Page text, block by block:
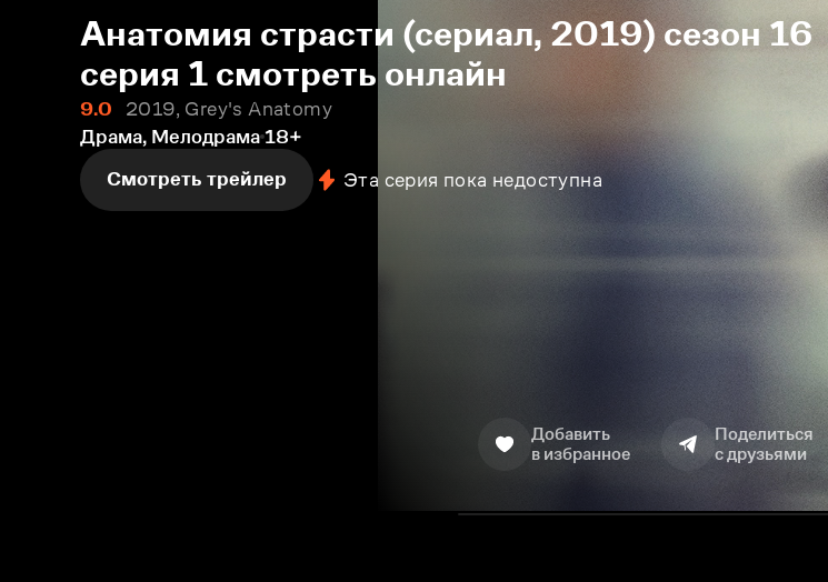
Анатомия страсти (сериал, 2019) сезон 16
серия 1 смотреть онлайн
9.0
2019, Grey's Anatomy
Драма, Мелодрама 18+
Смотреть трейлер
Эта серия пока недоступна
Добавить
в избранное
Поделиться
с друзьями